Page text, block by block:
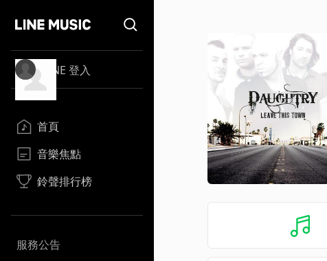
LINE 登入
首頁
音樂焦點
鈴聲排行榜
服務公告